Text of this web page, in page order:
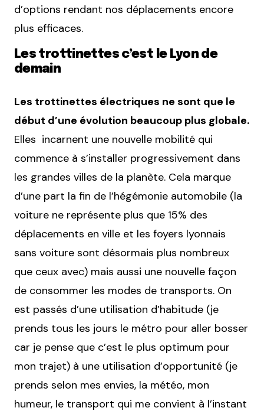
d’options rendant nos déplacements encore
plus efficaces.
Les trottinettes c’est le Lyon de
demain
Les trottinettes électriques ne sont que le
début d’une évolution beaucoup plus globale.
Elles incarnent une nouvelle mobilité qui
commence à s’installer progressivement dans
les grandes villes de la planète. Cela marque
d’une part la fin de l’hégémonie automobile (la
voiture ne représente plus que 15% des
déplacements en ville et les foyers lyonnais
sans voiture sont désormais plus nombreux
que ceux avec) mais aussi une nouvelle façon
de consommer les modes de transports. On
est passés d’une utilisation d’habitude (je
prends tous les jours le métro pour aller bosser
car je pense que c’est le plus optimum pour
mon trajet) à une utilisation d’opportunité (je
prends selon mes envies, la météo, mon
humeur, le transport qui me convient à l’instant